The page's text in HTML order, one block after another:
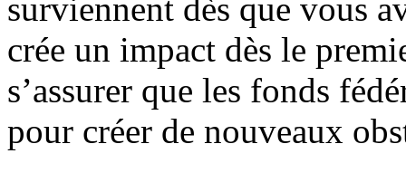
surviennent dès que vous
crée un impact dès le
s’assurer que les fonds
pour créer de nouveaux